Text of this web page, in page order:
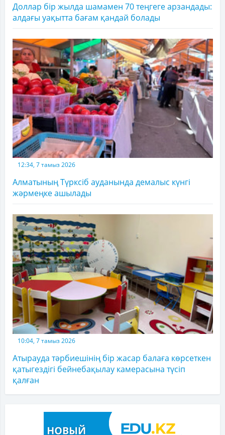
Доллар бір жылда шамамен 70 теңгеге арзандады:
алдағы уақытта бағам қандай болады
12:34, 7 тамыз 2026
Алматының Түрксіб ауданында демалыс күнгі
жәрмеңке ашылады
10:04, 7 тамыз 2026
Атырауда тәрбиешінің бір жасар балаға көрсеткен
қатыгездігі бейнебақылау камерасына түсіп
қалған